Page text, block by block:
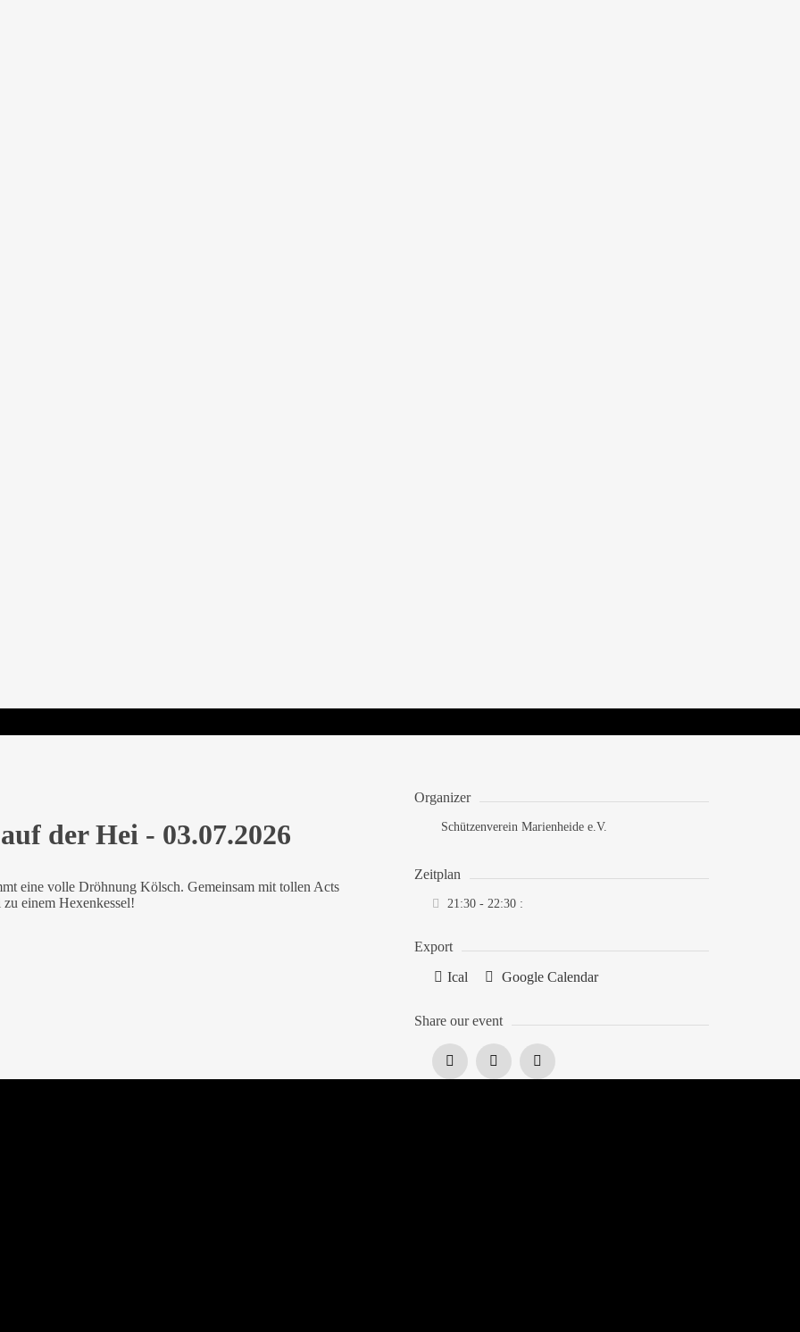
der Hei - 03.07.2026
eine volle Dröhnung Kölsch. Gemeinsam mit tollen Acts
einem Hexenkessel!
Organizer
Schützenverein Marienheide e.V.
Zeitplan
21:30 - 22:30 :
Export
Ical
Google Calendar
Share our event